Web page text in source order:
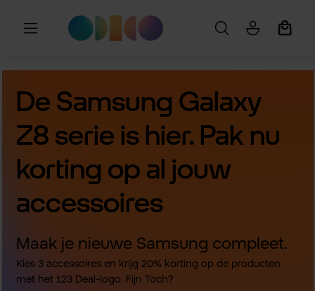
Ga naar de hoofdinhoud
De Samsung Galaxy
Z8 serie is hier. Pak nu
korting op al jouw
accessoires
Maak je nieuwe Samsung compleet.
Kies 3 accessoires en krijg 20% korting op de producten
met het 123 Deal-logo. Fijn Toch?